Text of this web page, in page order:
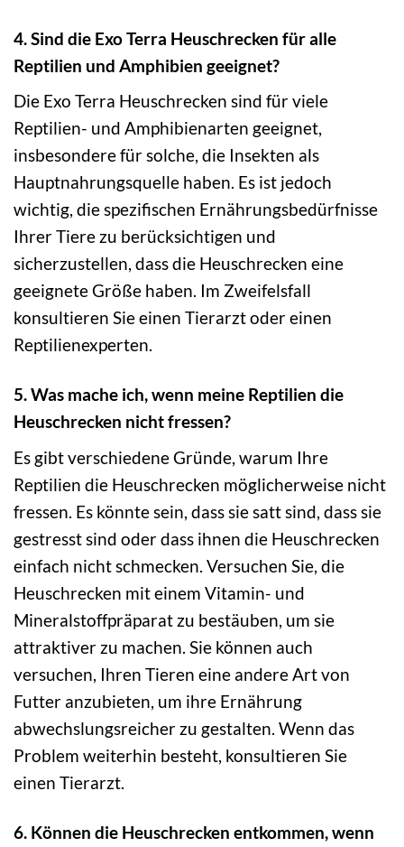
4. Sind die Exo Terra Heuschrecken für alle
Reptilien und Amphibien geeignet?
Die Exo Terra Heuschrecken sind für viele
Reptilien- und Amphibienarten geeignet,
insbesondere für solche, die Insekten als
Hauptnahrungsquelle haben. Es ist jedoch
wichtig, die spezifischen Ernährungsbedürfnisse
Ihrer Tiere zu berücksichtigen und
sicherzustellen, dass die Heuschrecken eine
geeignete Größe haben. Im Zweifelsfall
konsultieren Sie einen Tierarzt oder einen
Reptilienexperten.
5. Was mache ich, wenn meine Reptilien die
Heuschrecken nicht fressen?
Es gibt verschiedene Gründe, warum Ihre
Reptilien die Heuschrecken möglicherweise nicht
fressen. Es könnte sein, dass sie satt sind, dass sie
gestresst sind oder dass ihnen die Heuschrecken
einfach nicht schmecken. Versuchen Sie, die
Heuschrecken mit einem Vitamin- und
Mineralstoffpräparat zu bestäuben, um sie
attraktiver zu machen. Sie können auch
versuchen, Ihren Tieren eine andere Art von
Futter anzubieten, um ihre Ernährung
abwechslungsreicher zu gestalten. Wenn das
Problem weiterhin besteht, konsultieren Sie
einen Tierarzt.
6. Können die Heuschrecken entkommen, wenn